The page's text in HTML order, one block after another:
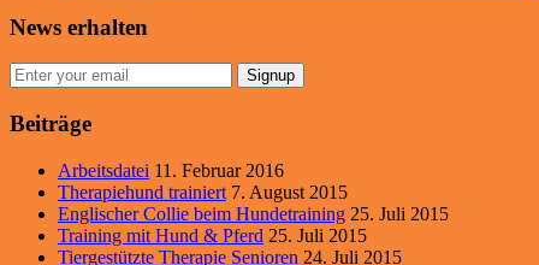
News erhalten
Signup
Beiträge
Arbeitsdatei 11. Februar 2016
Therapiehund trainiert 7. August 2015
Englischer Collie beim Hundetraining 25. Juli 2015
Training mit Hund & Pferd 25. Juli 2015
Tiergestützte Therapie Senioren 24. Juli 2015